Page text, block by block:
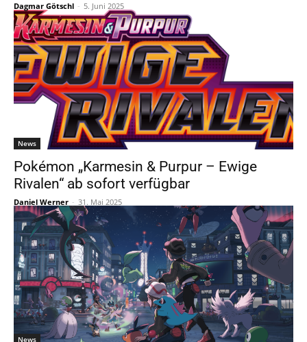
Dagmar Götschl - 5. Juni 2025
News
Pokémon „Karmesin & Purpur – Ewige
Rivalen“ ab sofort verfügbar
Daniel Werner - 31. Mai 2025
News